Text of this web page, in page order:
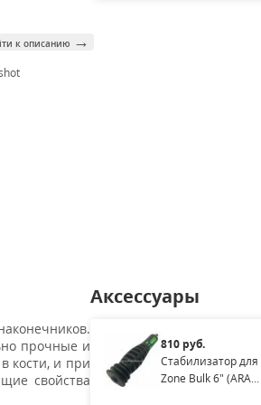
к описанию →
прочные и
кости, и при
свойства
Аксессуары
810 руб.
Стабилизатор для
Zone Bulk 6" (ARA...